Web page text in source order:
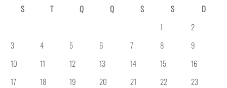
S
T Q Q S S
D
1
2
3
4 5 6 7 8
9
10
11 12 13 14 15
16
17
18 19 20 21 22
23